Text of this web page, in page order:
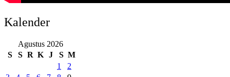
Kalender
Agustus 2026
S
S R K J S M
1
2